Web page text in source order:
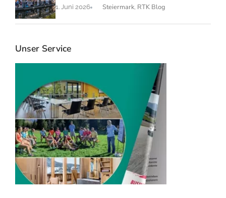
1. Juni 2026 Steiermark RTK Blog
Unser Service
RTK Katalog 2026